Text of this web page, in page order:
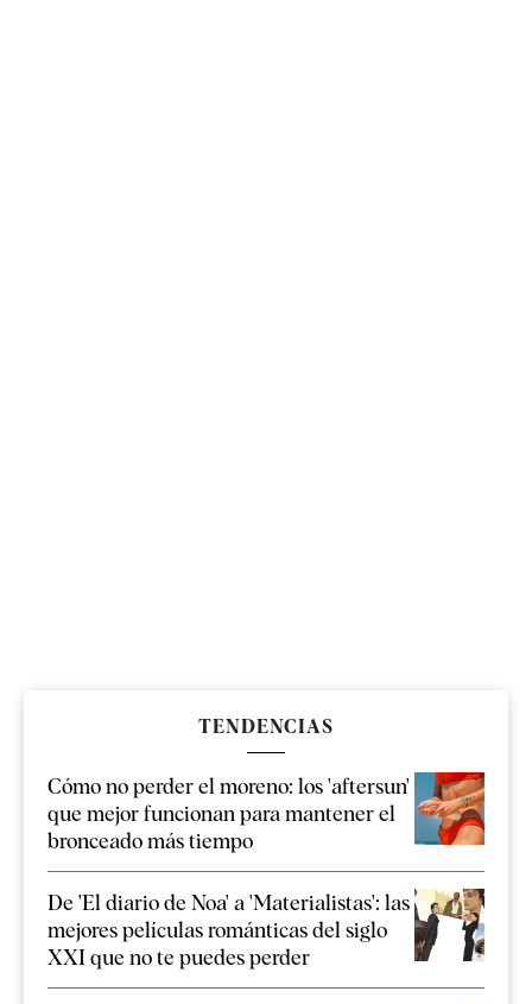
TENDENCIAS
Cómo no perder el moreno: los 'aftersun'
que mejor funcionan para mantener el
bronceado más tiempo
De 'El diario de Noa' a 'Materialistas': las
mejores películas románticas del siglo
XXI que no te puedes perder